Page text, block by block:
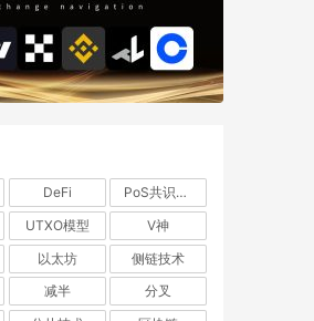
DeFi
PoS共识机制
UTXO模型
V神
以太坊
侧链技术
减半
分叉